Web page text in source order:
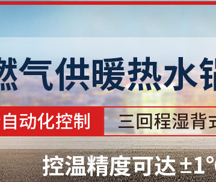
燃油燃气锅炉
低氮型燃气蒸汽锅炉
WNSL型油气炉
CLSS型立式燃油（气）
低氮型燃气蒸汽锅炉
燃气热风炉
LSS系列立式燃油(气